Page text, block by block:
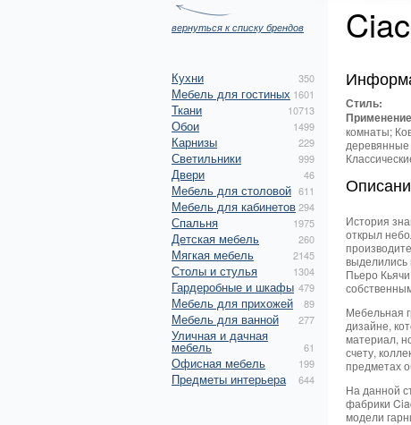
вернуться к списку брендов
Кухни 350
Мебель для гостиных 1601
Ткани 10713
Обои 1499
Карнизы 229
Светильники 999
Двери 46
Мебель для столовой 611
Мебель для кабинетов294
Спальня 1975
Детская мебель 260
Мягкая мебель 2145
Столы и стулья 1304
Гардеробные и шкафы 479
Мебель для прихожей 89
Мебель для ванной 277
Уличная и дачная
мебель 61
Офисная мебель 199
Предметы интерьера 644
Стиль:
комнаты;
История
открыл
выделились
Пьеро
Мебельная
дизайне,
материал,
счету,
предметах
На данной
фабрики
модели